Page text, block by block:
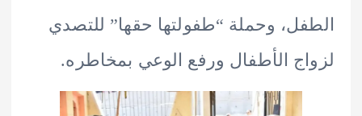
وحملة “طفولتها حقها” للتصدي
الأطفال ورفع الوعي بمخاطره.